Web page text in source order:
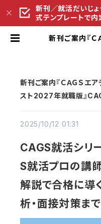
新刊／就活だいじ
式テンプレートで
新刊ご案内『Ｃ
新刊ご案内『ＣＡＧＳエ
スト2027年就職版』
2025/10/12 01:31
CAGS就活シリ
S就活プロの講
解説で合格に導
析・面接対策まで